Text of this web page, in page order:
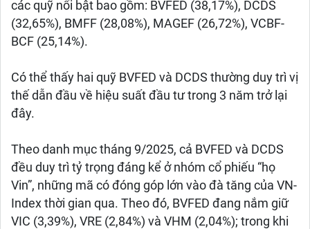
các quỹ nổi bật bao gồm: BVFED (38,17%), DCDS
(32,65%), BMFF (28,08%), MAGEF (26,72%), VCBF-
BCF (25,14%).
Có thể thấy hai quỹ BVFED và DCDS thường duy trì vị
thế dẫn đầu về hiệu suất đầu tư trong 3 năm trở lại
đây.
Theo danh mục tháng 9/2025, cả BVFED và DCDS
đều duy trì tỷ trọng đáng kể ở nhóm cổ phiếu “họ
Vin”, những mã có đóng góp lớn vào đà tăng của VN-
Index thời gian qua. Theo đó, BVFED đang nắm giữ
VIC (3,39%), VRE (2,84%) và VHM (2,04%); trong khi